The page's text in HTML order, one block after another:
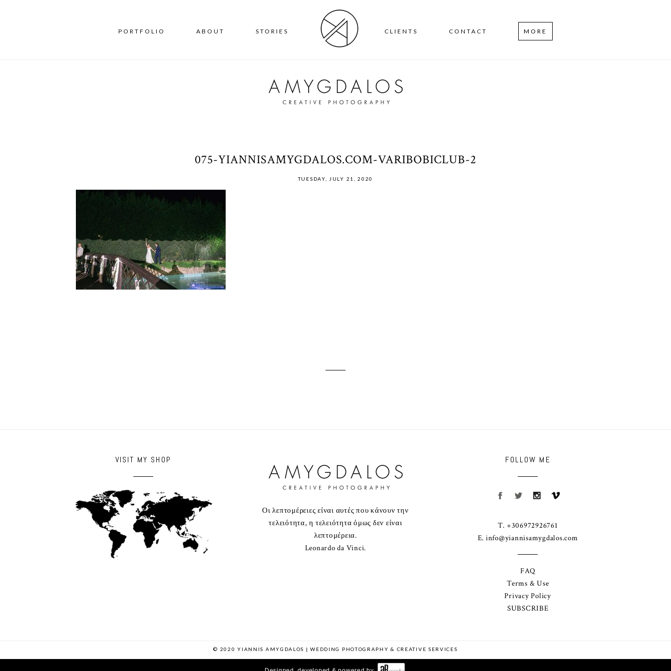
PORTFOLIO ABOUT STORIES CLIENTS CONTACT MORE
075-YIANNISAMYGDALOS.COM-VARIBOBICLUB-2
TUESDAY, JULY 21, 2020
VISIT MY SHOP
Οι λεπτομέρειες είναι αυτές που κάνουν την
τελειότητα, η τελειότητα όμως δεν είναι
λεπτομέρεια.
Leonardo da Vinci.
FOLLOW ME
T. +306972926761
E. info@yiannisamygdalos.com
FAQ
Terms & Use
Privacy Policy
SUBSCRIBE
© 2020 YIANNIS AMYGDALOS | WEDDING PHOTOGRAPHY & CREATIVE SERVICES